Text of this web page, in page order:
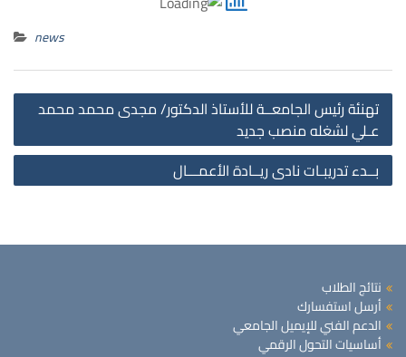
news
تهنئة رئيس الجامعــة للأستاذ الدكتور/ مجدى محمد محمد
عـلي لشغله منصب جديد
بــدء تدريبـات نادى ريــادة الأعمـــال
نتائج الطلاب
أرسل استفسارك
الدعم الفني للإيميل الجامعي
أساسيات التحول الرقمي